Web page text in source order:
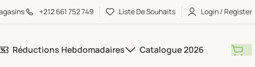
+212 661 752 749 Liste De Souhaits Login / Register
Réductions Hebdomadaires Catalogue 2026